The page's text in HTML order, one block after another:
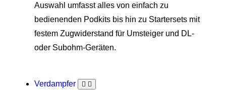
Auswahl umfasst alles von einfach zu
bedienenden Podkits bis hin zu Startersets mit
festem Zugwiderstand für Umsteiger und DL-
oder Subohm-Geräten.
Verdampfer